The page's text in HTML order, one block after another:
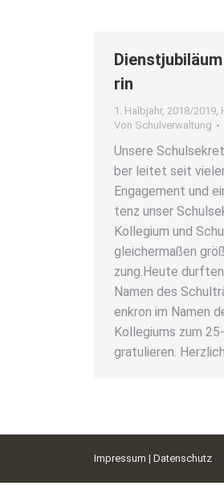
rin
1. Halbjahr, 2018/2019,
Von Schulverwaltung
Unse­re
ber lei­tet seit
Enga­ge­ment und
tenz unser
Kol­le­gi­um und
glei­cher­ma­ßen
zung.Heu­te
Namen des
en­kron im Namen
Kol­le­gi­ums zum
gra­tu­lie­ren.
Impressum |Datenschutz